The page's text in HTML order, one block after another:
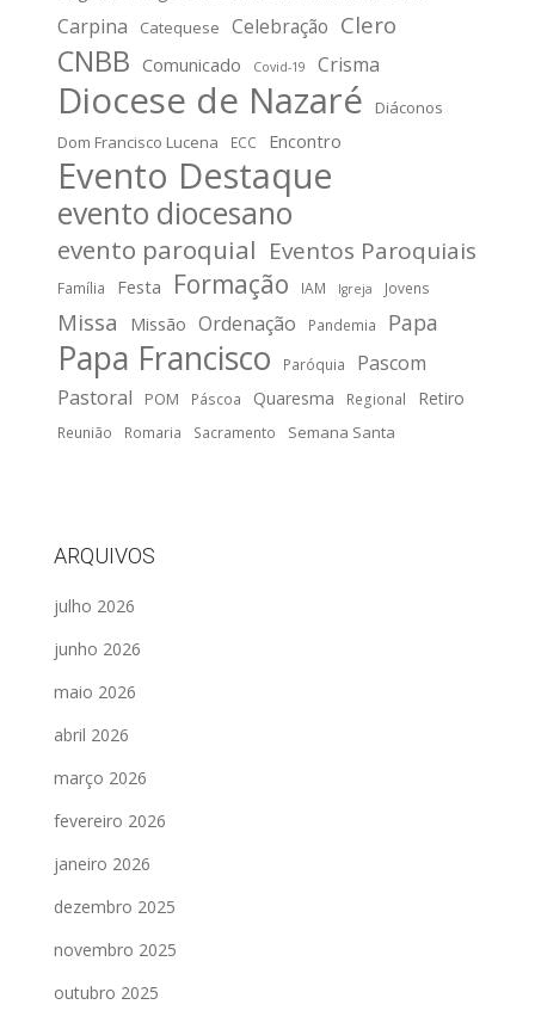
Carpina Catequese Celebração Clero
CNBB Comunicado Covid-19 Crisma
Diocese de Nazaré
Diáconos
Dom Francisco Lucena
ECC Encontro
Evento Destaque
evento diocesano
evento paroquial Eventos Paroquiais
Família Festa Formação IAM Igreja Jovens
Missa Missão Ordenação Pandemia Papa
Papa Francisco Paróquia
Pascom
Pastoral
POM Páscoa Quaresma Regional Retiro
Reunião Romaria Sacramento Semana Santa
ARQUIVOS
julho 2026
junho 2026
maio 2026
abril 2026
março 2026
fevereiro 2026
janeiro 2026
dezembro 2025
novembro 2025
outubro 2025